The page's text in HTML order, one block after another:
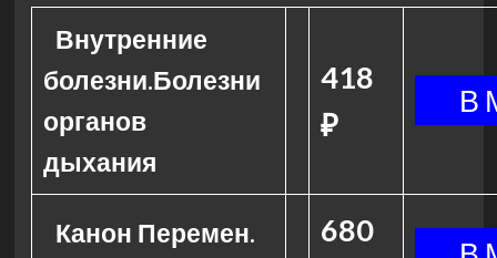
Внутренние
болезни.Болезни
органов
дыхания
418
₽
Канон Перемен. 680